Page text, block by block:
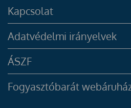
Kapcsolat
Adatvédelmi irányelvek
ÁSZF
Fogyasztóbarát